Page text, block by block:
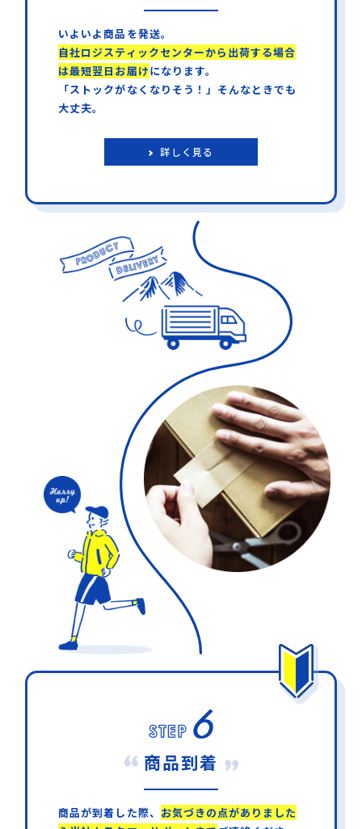
いよいよ商品を発送。
自社ロジスティックセンターから出荷する場合
は最短翌日お届けになります。
「ストックがなくなりそう！」そんなときでも
大丈夫。
詳しく見る
商品到着
商品が到着した際、 お気づきの点がありました